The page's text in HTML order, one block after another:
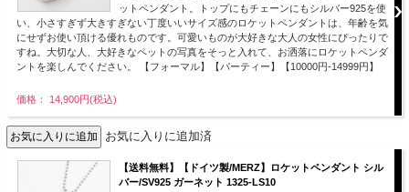
ットペンダント。トップにもチェーンにもシルバー925を使
い、小さすぎず大きすぎない丁度いいサイズ感のロケットペンダントは、年齢を気
にせずお使い頂ける優れものです。可愛いものが大好きな大人の女性にぴったりで
すね。大切な人、大好きなペットの写真をそっと入れて、お洒落にロケットペンダ
ントを楽しんでください。 【フォーマル】【パーティー】【10000円-14999円】
価格： 14,900円(税込)
お気に入りに追加済
【送料無料】【ドイツ製/MERZ】ロケットペンダント シル
バー/SV925 ガーネット 1325-LS10